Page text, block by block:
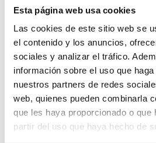
Esta página web usa cookies
Las cookies de este sitio web se
el contenido y los anuncios,
sociales y analizar el tráfico.
información sobre el uso que
nuestros partners de redes
web, quienes pueden combinarla
que les haya proporcionado o que
partir del uso que haya hecho de
Der Verantwortliche der
Links zur Verfügung, um die Suche
Informationen, Dienstleistungen
Inhalten im Internet zu erleichtern.
Website aufgelisteten Links können
Websites von Dritten weitergeleitet
der verantwortliche dieser Website
Kontrolle hat.
Geistiges Eigentum
Die Webseite, einschließlich des